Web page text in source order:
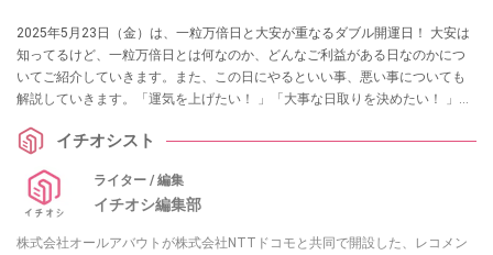
2025年5月23日（金）は、一粒万倍日と大安が重なるダブル開運日！ 大安は
知ってるけど、一粒万倍日とは何なのか、どんなご利益がある日なのかにつ
いてご紹介していきます。また、この日にやるといい事、悪い事についても
解説していきます。「運気を上げたい！ 」「大事な日取りを決めたい！ 」と
イチオシスト
ライター / 編集
イチオシ編集部
株式会社オールアバウトが株式会社NTTドコモと共同で開設した、レコメン